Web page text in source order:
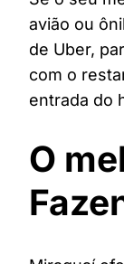
avião ou
de Uber,
com o
entrada do
O